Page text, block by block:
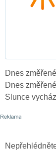
Dnes
Dnes
Slunce